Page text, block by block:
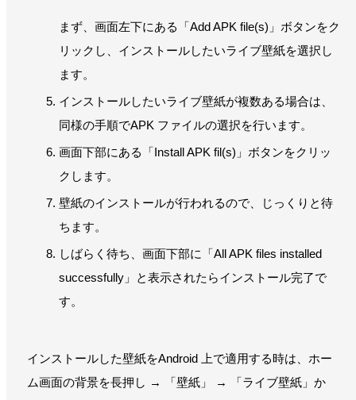
まず、画面左下にある「Add APK file(s)」ボタンをク
リックし、インストールしたいライブ壁紙を選択し
ます。
インストールしたいライブ壁紙が複数ある場合は、
同様の手順でAPK ファイルの選択を行います。
画面下部にある「Install APK fil(s)」ボタンをクリッ
クします。
壁紙のインストールが行われるので、じっくりと待
ちます。
しばらく待ち、画面下部に「All APK files installed
successfully」と表示されたらインストール完了で
す。
インストールした壁紙をAndroid 上で適用する時は、ホー
ム画面の背景を長押し → 「壁紙」 → 「ライブ壁紙」か